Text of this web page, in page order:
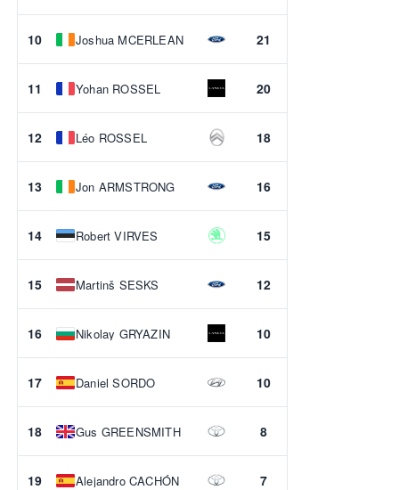
10 Joshua MCERLEAN 21
11 Yohan ROSSEL 20
12 Léo ROSSEL 18
13 Jon ARMSTRONG 16
14 Robert VIRVES 15
15 Martinš SESKS 12
16 Nikolay GRYAZIN 10
17 Daniel SORDO 10
18 Gus GREENSMITH 8
19 Alejandro CACHÓN 7